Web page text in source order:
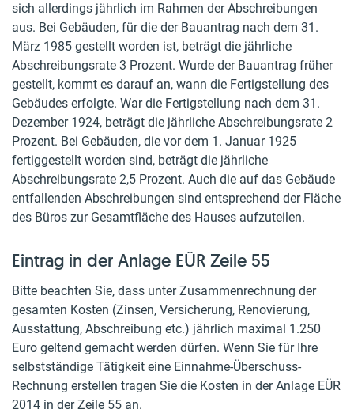
sich allerdings jährlich im Rahmen der Abschreibungen
aus. Bei Gebäuden, für die der Bauantrag nach dem 31.
März 1985 gestellt worden ist, beträgt die jährliche
Abschreibungsrate 3 Prozent. Wurde der Bauantrag früher
gestellt, kommt es darauf an, wann die Fertigstellung des
Gebäudes erfolgte. War die Fertigstellung nach dem 31.
Dezember 1924, beträgt die jährliche Abschreibungsrate 2
Prozent. Bei Gebäuden, die vor dem 1. Januar 1925
fertiggestellt worden sind, beträgt die jährliche
Abschreibungsrate 2,5 Prozent. Auch die auf das Gebäude
entfallenden Abschreibungen sind entsprechend der Fläche
des Büros zur Gesamtfläche des Hauses aufzuteilen.
Eintrag in der Anlage EÜR Zeile 55
Bitte beachten Sie, dass unter Zusammenrechnung der
gesamten Kosten (Zinsen, Versicherung, Renovierung,
Ausstattung, Abschreibung etc.) jährlich maximal 1.250
Euro geltend gemacht werden dürfen. Wenn Sie für Ihre
selbstständige Tätigkeit eine Einnahme-Überschuss-
Rechnung erstellen tragen Sie die Kosten in der Anlage EÜR
2014 in der Zeile 55 an.